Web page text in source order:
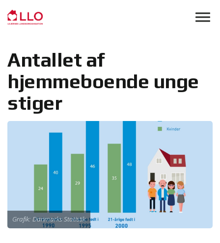
Antallet af
hjemmeboende unge
stiger
Grafik: Danmarks Statistik